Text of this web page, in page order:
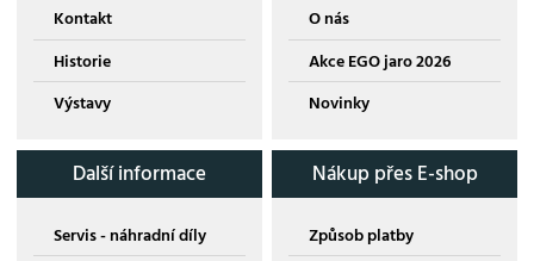
Kontakt
Historie
Výstavy
O nás
Akce EGO jaro 2026
Novinky
Další informace
Servis - náhradní díly
Nákup přes E-shop
Způsob platby